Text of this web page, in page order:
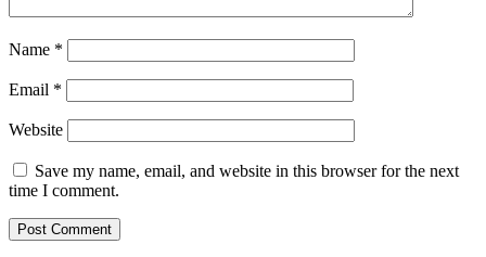
Name *
Email *
Website
Save my name, email, and website in this browser for the next
time I comment.